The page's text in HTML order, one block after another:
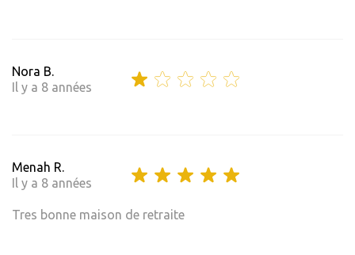
Nora B.
Il y a 8 années
Menah R.
Il y a 8 années
Tres bonne maison de retraite